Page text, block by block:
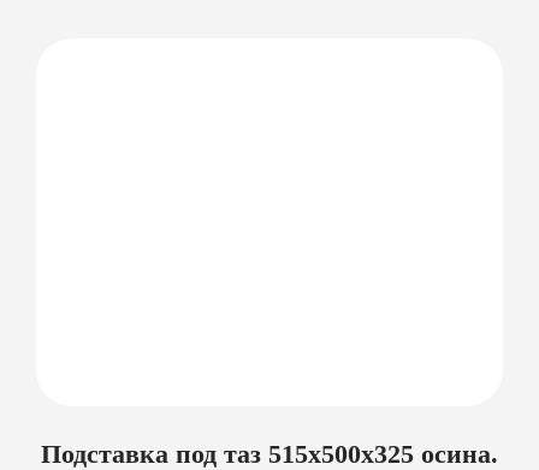
Подставка под таз 515х500х325 осина.